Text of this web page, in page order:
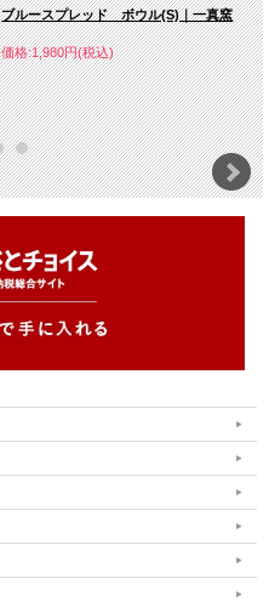
ブルースプレッド ボウル(S)｜一真窯
価格:1,980円(税込)